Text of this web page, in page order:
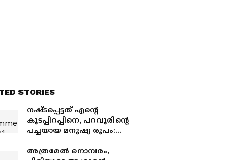
STORIES
നഷ്ടപ്പെട്ടത് എന്റെ
കൂടപ്പിറപ്പിനെ, പറവൂരിന്റെ
പച്ചയായ മനുഷ്യ രൂപം:
അത്രമേൽ നൊമ്പരം,